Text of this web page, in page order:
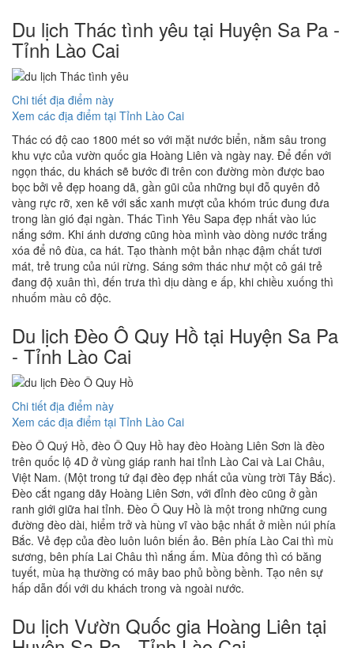
Du lịch Thác tình yêu tại Huyện Sa Pa -
Tỉnh Lào Cai
Chi tiết địa điểm này
Xem các địa điểm tại Tỉnh Lào Cai
Thác có độ cao 1800 mét so với mặt nước biển, nằm sâu trong
khu vực của vườn quốc gia Hoàng Liên và ngày nay. Để đến với
ngọn thác, du khách sẽ bước đi trên con đường mòn được bao
bọc bởi vẻ đẹp hoang dã, gần gũi của những bụi đỗ quyên đỏ
vàng rực rỡ, xen kẽ với sắc xanh mượt của khóm trúc đung đưa
trong làn gió đại ngàn. Thác Tình Yêu Sapa đẹp nhất vào lúc
nắng sớm. Khi ánh dương cũng hòa mình vào dòng nước trắng
xóa để nô đùa, ca hát. Tạo thành một bản nhạc đậm chất tươi
mát, trẻ trung của núi rừng. Sáng sớm thác như một cô gái trẻ
đang độ xuân thì, đến trưa thì dịu dàng e ấp, khi chiều xuống thì
nhuốm màu cô độc.
Du lịch Đèo Ô Quy Hồ tại Huyện Sa Pa
- Tỉnh Lào Cai
Chi tiết địa điểm này
Xem các địa điểm tại Tỉnh Lào Cai
Đèo Ô Quý Hồ, đèo Ô Quy Hồ hay đèo Hoàng Liên Sơn là đèo
trên quốc lộ 4D ở vùng giáp ranh hai tỉnh Lào Cai và Lai Châu,
Việt Nam. (Một trong tứ đại đèo đẹp nhất của vùng trời Tây Bắc).
Đèo cắt ngang dãy Hoàng Liên Sơn, với đỉnh đèo cũng ở gần
ranh giới giữa hai tỉnh. Đèo Ô Quy Hồ là một trong những cung
đường đèo dài, hiểm trở và hùng vĩ vào bậc nhất ở miền núi phía
Bắc. Vẻ đẹp của đèo luôn luôn biến ảo. Bên phía Lào Cai thì mù
sương, bên phía Lai Châu thì nắng ấm. Mùa đông thì có băng
tuyết, mùa hạ thường có mây bao phủ bồng bềnh. Tạo nên sự
hấp dẫn đối với du khách trong và ngoài nước.
Du lịch Vườn Quốc gia Hoàng Liên tại